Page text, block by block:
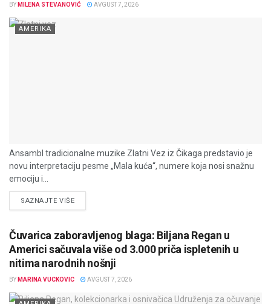
BY MILENA STEVANOVIĆ AVGUST 7, 2026
AMERIKA
Ansambl tradicionalne muzike Zlatni Vez iz Čikaga predstavio je
novu interpretaciju pesme „Mala kuća“, numere koja nosi snažnu
emociju i...
SAZNAJTE VIŠEDETAILS
Čuvarica zaboravljenog blaga: Biljana Regan u
Americi sačuvala više od 3.000 priča ispletenih u
nitima narodnih nošnji
BY MARINA VUCKOVIC AVGUST 7, 2026